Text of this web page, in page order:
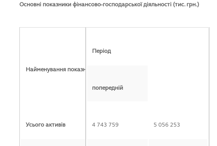
Основні показники фінансово-господарської діяльності (тис. грн.)
Період
попередній
4 743 759 5 056 253
Найменування показника
Усього активів